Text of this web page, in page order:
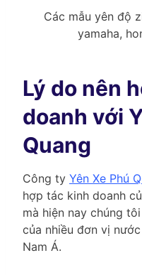
Các mẫu yên độ
yamaha,
Lý do nên
doanh với
Quang
Công ty Yên Xe Phú
hợp tác kinh doanh
mà hiện nay chúng
của nhiều đơn vị
Nam Á.